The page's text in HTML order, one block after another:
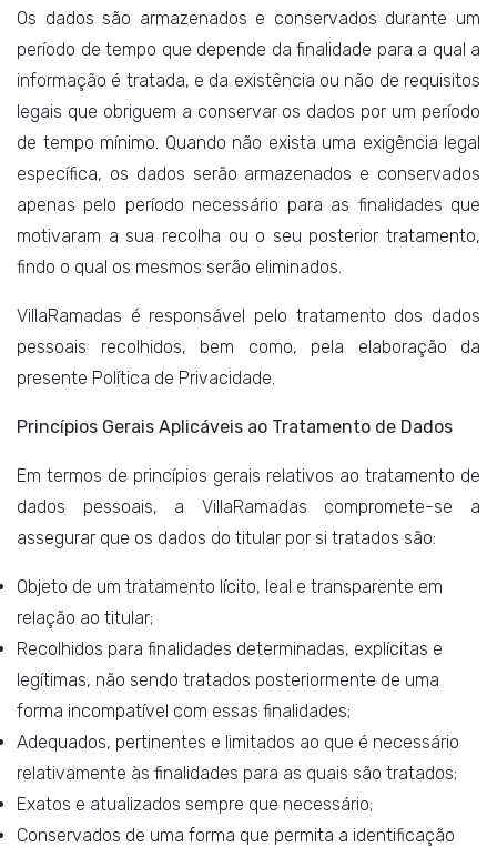
Os dados são armazenados e conservados durante um
período de tempo que depende da finalidade para a qual a
informação é tratada, e da existência ou não de requisitos
legais que obriguem a conservar os dados por um período
de tempo mínimo. Quando não exista uma exigência legal
específica, os dados serão armazenados e conservados
apenas pelo período necessário para as finalidades que
motivaram a sua recolha ou o seu posterior tratamento,
findo o qual os mesmos serão eliminados.
VillaRamadas é responsável pelo tratamento dos dados
pessoais recolhidos, bem como, pela elaboração da
presente Política de Privacidade.
Princípios Gerais Aplicáveis ao Tratamento de Dados
Em termos de princípios gerais relativos ao tratamento de
dados pessoais, a VillaRamadas compromete-se a
assegurar que os dados do titular por si tratados são:
Objeto de um tratamento lícito, leal e transparente em
relação ao titular;
Recolhidos para finalidades determinadas, explícitas e
legítimas, não sendo tratados posteriormente de uma
forma incompatível com essas finalidades;
Adequados, pertinentes e limitados ao que é necessário
relativamente às finalidades para as quais são tratados;
Exatos e atualizados sempre que necessário;
Conservados de uma forma que permita a identificação